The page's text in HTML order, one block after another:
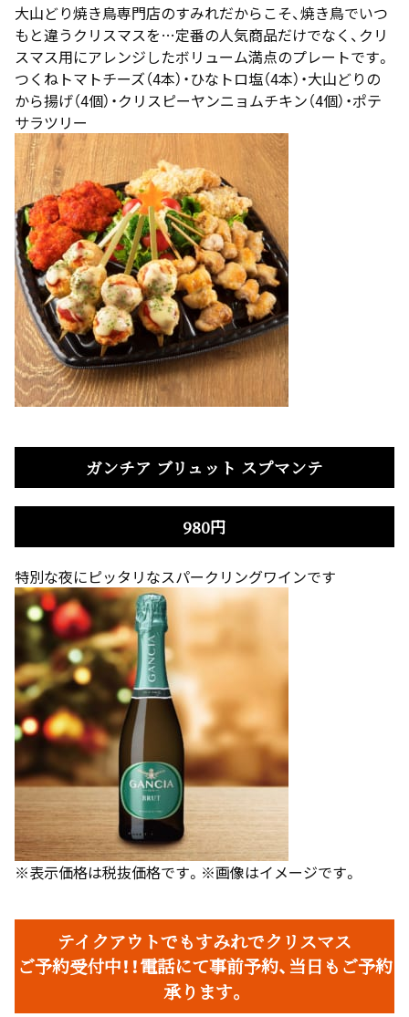
大山どり焼き鳥専門店のすみれだからこそ、焼き鳥でいつ
もと違うクリスマスを…定番の人気商品だけでなく、クリ
スマス用にアレンジしたボリューム満点のプレートです。
つくねトマトチーズ（4本）・ひなトロ塩（4本）・大山どりの
から揚げ（4個）・クリスピーヤンニョムチキン（4個）・ポテ
サラツリー
ガンチア ブリュット スプマンテ
980円
特別な夜にピッタリなスパークリングワインです
※表示価格は税抜価格です。※画像はイメージです。
テイクアウトでもすみれでクリスマス
ご予約受付中！！電話にて事前予約、当日もご予約
承ります。